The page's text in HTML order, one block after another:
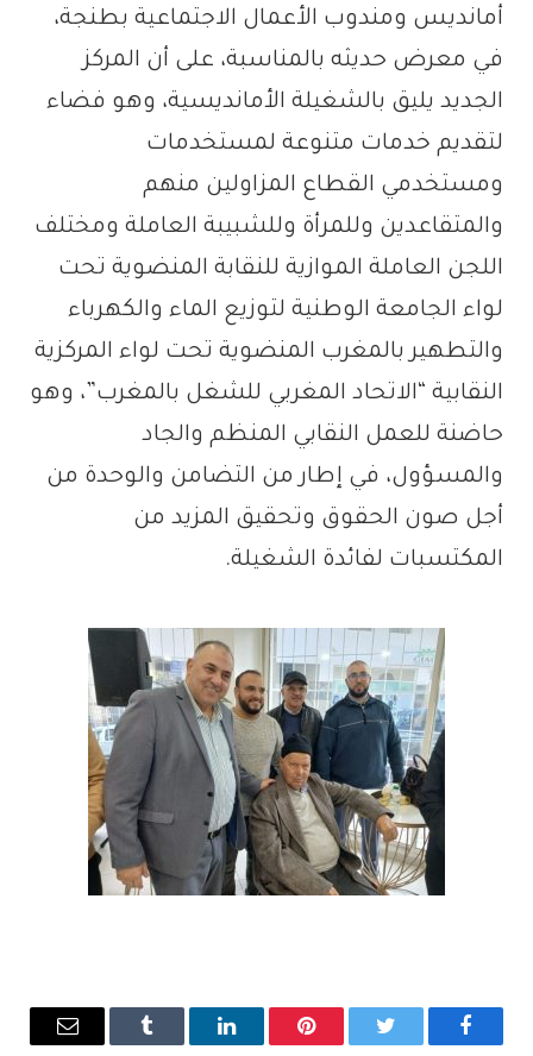
أمانديس ومندوب الأعمال الاجتماعية بطنجة،
في معرض حديثه بالمناسبة، على أن المركز
الجديد يليق بالشغيلة الأمانديسية، وهو فضاء
لتقديم خدمات متنوعة لمستخدمات
ومستخدمي القطاع المزاولين منهم
والمتقاعدين وللمرأة وللشبيبة العاملة ومختلف
اللجن العاملة الموازية للنقابة المنضوية تحت
لواء الجامعة الوطنية لتوزيع الماء والكهرباء
والتطهير بالمغرب المنضوية تحت لواء المركزية
النقابية “الاتحاد المغربي للشغل بالمغرب”، وهو
حاضنة للعمل النقابي المنظم والجاد
والمسؤول، في إطار من التضامن والوحدة من
أجل صون الحقوق وتحقيق المزيد من
المكتسبات لفائدة الشغيلة.
فيسبوك تويتر بينتيريستلينكدإن Tumblr
البريد